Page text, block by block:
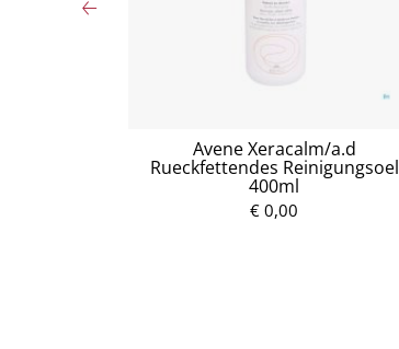
Avene Xeracalm/a.d
Rueckfettendes Reinigungsoel
400ml
€ 0,00
P
r